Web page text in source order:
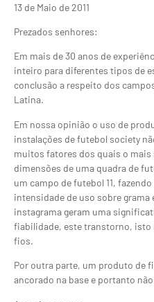
13 de Maio de 2011
Prezados senhores:
Em mais de 30 anos de
inteiro para diferentes tipos de
conclusão a respeito dos
Latina.
Em nossa opinião o uso de
instalações de futebol society
muitos fatores dos quais o
dimensões de uma quadra de
um campo de futebol 11,
intensidade de uso sobre
instagrama geram uma
fiabilidade, este transtorno, isto
fios.
Por outra parte, um produto de
ancorado na base e portanto